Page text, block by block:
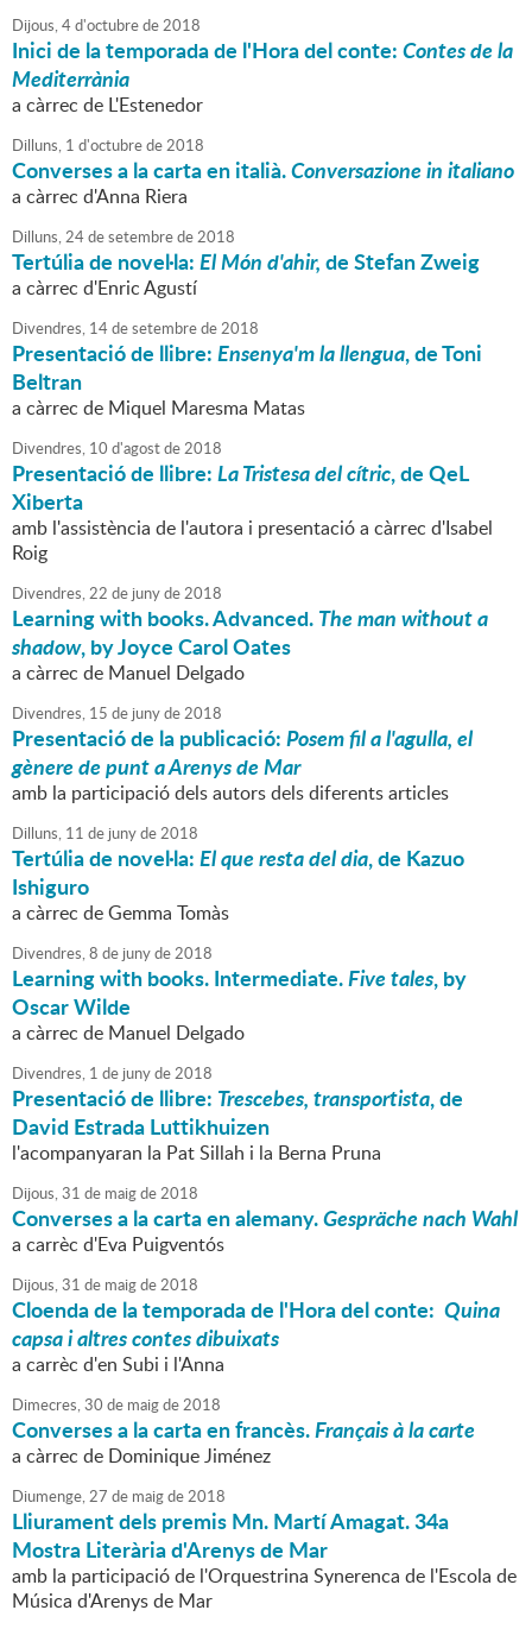
Dijous,4d'octubrede2018
Inici de la temporada de l'Hora del conte:Contes de la
Mediterrània
a càrrec de L'Estenedor
Dilluns, 1 d'octubrede2018
Converses a la carta en italià.Conversazione in italiano
a càrrec d'Anna Riera
Dilluns,24desetembrede2018
Tertúlia de novel·la:El Món d'ahir,de Stefan Zweig
a càrrec d'Enric Agustí
Divendres, 14desetembrede2018
Presentació de llibre:Ensenya'm la llengua, de Toni
Beltran
a càrrec de Miquel Maresma Matas
Divendres, 10 d'agostde2018
Presentació de llibre:La Tristesa del cítric, de QeL
Xiberta
amb l'assistència de l'autora i presentació a càrrec d'Isabel
Roig
Divendres,22 de junyde2018
Learning with books. Advanced.The man without a
shadow, by Joyce Carol Oates
a càrrec de Manuel Delgado
Divendres, 15 de junyde2018
Presentació de la publicació:Posem fil a l'agulla, el
gènere de punt a Arenys de Mar
amb la participació dels autors dels diferents articles
Dilluns, 11 de junyde2018
Tertúlia de novel·la:El que resta del dia, de Kazuo
Ishiguro
a càrrec de Gemma Tomàs
Divendres,8 de junyde2018
Learning with books. Intermediate.Five tales, by
Oscar Wilde
a càrrec de Manuel Delgado
Divendres, 1 de junyde2018
Presentació de llibre: Trescebes, transportista, de
David Estrada Luttikhuizen
l'acompanyaran la Pat Sillah i la Berna Pruna
Dijous,31 de maigde2018
Converses a la carta en alemany.Gespräche nach Wahl
a carrèc d'Eva Puigventós
Dijous,31 de maigde2018
Cloenda de la temporada de l'Hora del conte: Quina
capsa i altres contes dibuixats
a carrèc d'en Subi i l'Anna
Dimecres,30 de maigde2018
Converses a la carta en francès.Français à la carte
a càrrec de Dominique Jiménez
Diumenge,27 de maigde2018
Lliurament dels premis Mn. Martí Amagat. 34a
Mostra Literària d'Arenys de Mar
amb la participació de l'Orquestrina Synerenca de l'Escola de
Música d'Arenys de Mar